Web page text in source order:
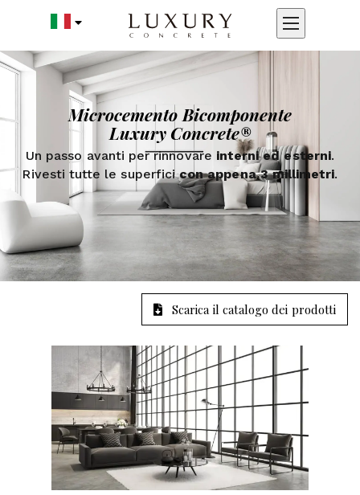
Microcemento Bicomponente
Luxury Concrete®
Un passo avanti per rinnovare interni ed esterni.
Rivesti tutte le superficicon appena 3 millimetri.
Scarica il catalogo dei prodotti